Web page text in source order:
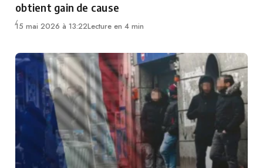
obtient gain de cause
15 mai 2026 à 13:22Lecture en 4 min